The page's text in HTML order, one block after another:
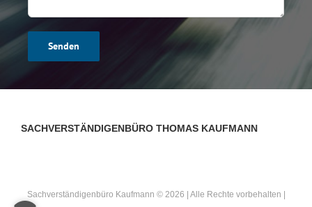
SACHVERSTÄNDIGENBÜRO THOMAS KAUFMANN
Sachverständigenbüro Kaufmann © 2026 | Alle Rechte vorbehalten |